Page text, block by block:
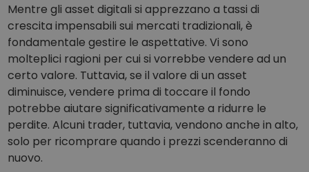
Mentre gli asset digitali si apprezzano a tassi di
crescita impensabili sui mercati tradizionali, è
fondamentale gestire le aspettative. Vi sono
molteplici ragioni per cui si vorrebbe vendere ad un
certo valore. Tuttavia, se il valore di un asset
diminuisce, vendere prima di toccare il fondo
potrebbe aiutare significativamente a ridurre le
perdite. Alcuni trader, tuttavia, vendono anche in alto,
solo per ricomprare quando i prezzi scenderanno di
nuovo.